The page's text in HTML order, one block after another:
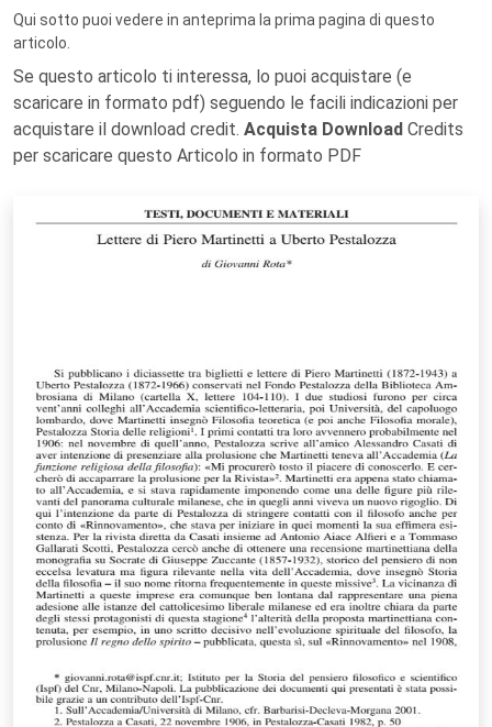
Qui sotto puoi vedere in anteprima la prima pagina di questo
articolo.
Se questo articolo ti interessa, lo puoi acquistare (e
scaricare in formato pdf) seguendo le facili indicazioni per
acquistare il download credit. Acquista Download Credits
per scaricare questo Articolo in formato PDF